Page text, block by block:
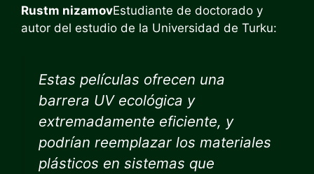
Rustm nizamovEstudiante de doctorado y
autor del estudio de la Universidad de Turku:
Estas películas ofrecen una
barrera UV ecológica y
extremadamente eficiente, y
podrían reemplazar los materiales
plásticos en sistemas que